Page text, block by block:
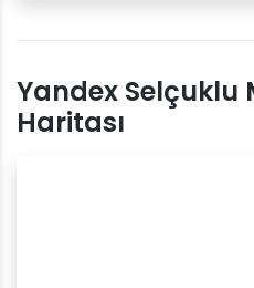
Yandex Selçuklu
Haritası